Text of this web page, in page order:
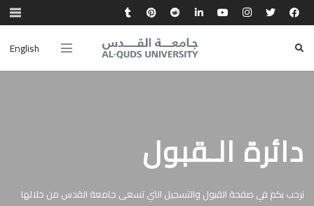
English
دائرة الـقبول
نرحب بكم في صفحة القبول والتسجيل التي تسعى جامعة القدس من خلالها